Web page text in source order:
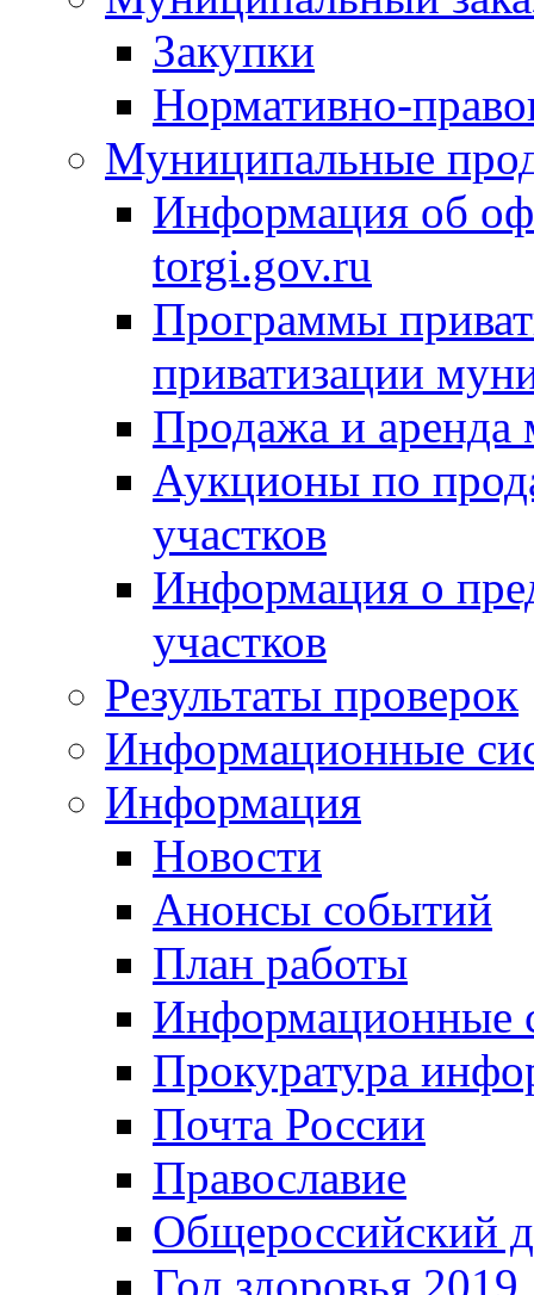
Закупки
Нормативно-
Муниципальные
Информация об
torgi.gov.ru
Программы
приватизации
Продажа и аренда
Аукционы по
участков
Информация о
участков
Результаты проверок
Информационные
Информация
Новости
Анонсы событий
План работы
Информационные
Прокуратура
Почта России
Православие
Общероссийский
Год здоровья 2019